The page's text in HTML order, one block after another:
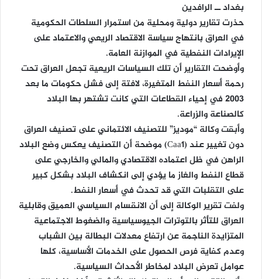
بغداد ــ الرافدين
حذرت تقارير دولية ومحلية من استمرار السلطات الحكومية
في العراق بانتهاج سياسة الاقتصاد الريعي والاعتماد على
الإيرادات النفطية في الموازنة العامة.
وأوضحت التقارير أن تلك السياسات الريعية تجعل العراق تحت
رحمة أسعار النفط المتغيرة، لافتة إلى فشل حكومات ما بعد
2003 في إحياء القطاعات التي كانت تشتهر بها البلاد
كالصناعة والزراعة.
وأبقت وكالة “موديز” للتصنيف الائتماني على تصنيف العراق
دون تغيير عند (Caa1) موضحة أن التصنيف يعكس وضع البلاد
الراهن في ظل اعتماده الاقتصادي والمالي والخارجي على
قطاع النفط والغاز ما يؤدي إلى انكشاف البلاد بشكل كبير
على التقلبات التي قد تحدث في أسعار النفط.
ولفت تقرير الوكالة إلى أن الانقسام السياسي العميق وقابلية
العراق للتأثر بالتوترات الجيوسياسية والضغوط الاجتماعية
المتزايدة الناجمة عن ارتفاع معدلات البطالة بين الشباب
وعدم كفاية فرص الحصول على الخدمات الأساسية، كلها
عوامل تعرض البلاد لمخاطر الأحداث السياسية.